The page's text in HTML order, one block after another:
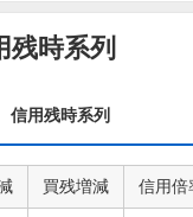
残時系列
信用残時系列
買残増減 信用倍